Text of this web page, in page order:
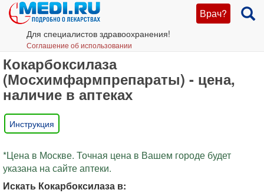
Врач?
Для специалистов здравоохранения!
Соглашение об использовании
Кокарбоксилаза
(Мосхимфармпрепараты) - цена,
наличие в аптеках
Инструкция
*Цена в Москве. Точная цена в Вашем городе будет
указана на сайте аптеки.
Искать Кокарбоксилаза в: